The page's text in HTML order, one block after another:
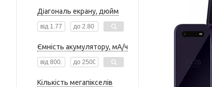
Діагональ екрану, дюйм
Ємність акумулятору, мА/ч
Кількість мегапікселів